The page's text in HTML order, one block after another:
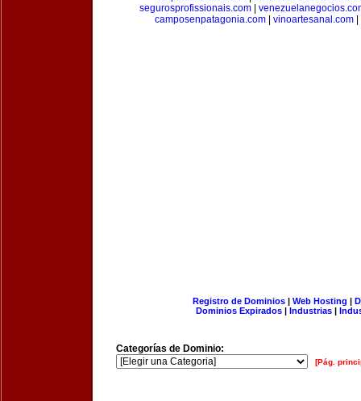
segurosprofissionais.com
camposenpatagonia.com| vinoartesanal.com|
Registro de Dominios| Web Hosting |
Dominios Expirados | Industrias |
Categorías de Dominio:
[Pág.